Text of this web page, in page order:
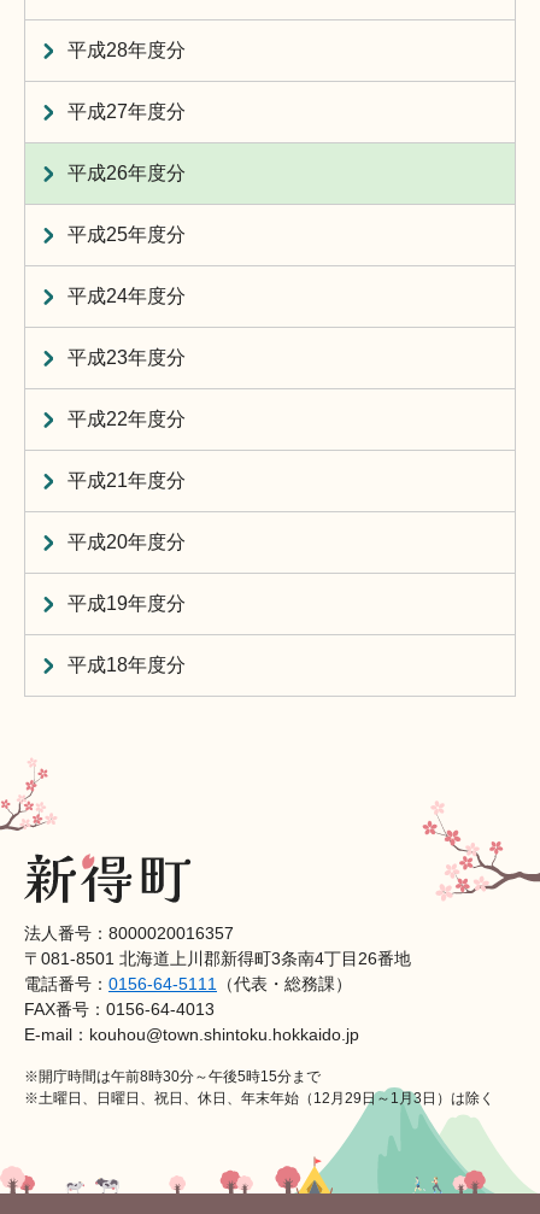
平成28年度分
平成27年度分
平成26年度分
平成25年度分
平成24年度分
平成23年度分
平成22年度分
平成21年度分
平成20年度分
平成19年度分
平成18年度分
法人番号：8000020016357
〒081-8501 北海道上川郡新得町3条南4丁目26番地
電話番号： 0156-64-5111
（代表・総務課）
FAX番号：0156-64-4013
E-mail：kouhou@town.shintoku.hokkaido.jp
※開庁時間は午前8時30分～午後5時15分まで
※土曜日、日曜日、祝日、休日、年末年始（12月29日～1月3日）は除く